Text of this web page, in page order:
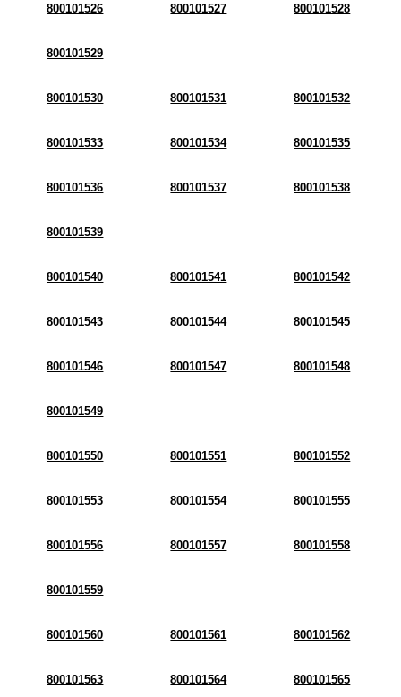
800101526 800101527 800101528
800101529
800101530 800101531 800101532
800101533 800101534 800101535
800101536 800101537 800101538
800101539
800101540 800101541 800101542
800101543 800101544 800101545
800101546 800101547 800101548
800101549
800101550 800101551 800101552
800101553 800101554 800101555
800101556 800101557 800101558
800101559
800101560 800101561 800101562
800101563 800101564 800101565